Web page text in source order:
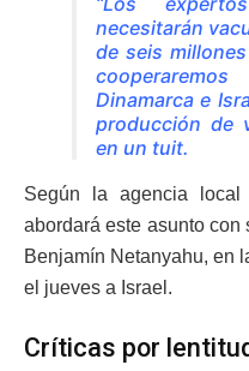
necesitarán
de seis
Dinamarca e
producción de
en un tuit.
Según la agencia local
abordará este asunto con
Benjamín Netanyahu, en
el jueves a Israel.
Críticas por